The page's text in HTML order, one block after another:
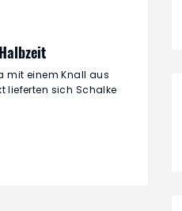
mit einem Knall aus
lieferten sich Schalke